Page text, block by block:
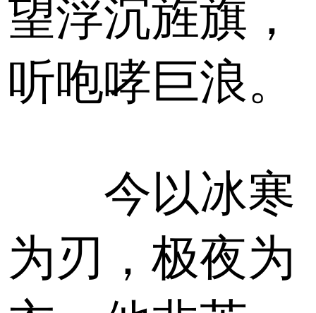
望浮沉旌旗，
听咆哮巨浪。
今以冰寒
为刃，极夜为